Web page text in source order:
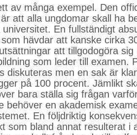
av många exempel. Den
att alla ungdomar skall ha
universitet. En fullständigt
hävdar att kanske cirka
att tillgodogöra sig
som leder till examen.
diskuteras men en sak är
på 100 procent. Jämlikt
bara ställa sig frågan
behöver en akademisk
En följdriktig
som bland annat resulterat i